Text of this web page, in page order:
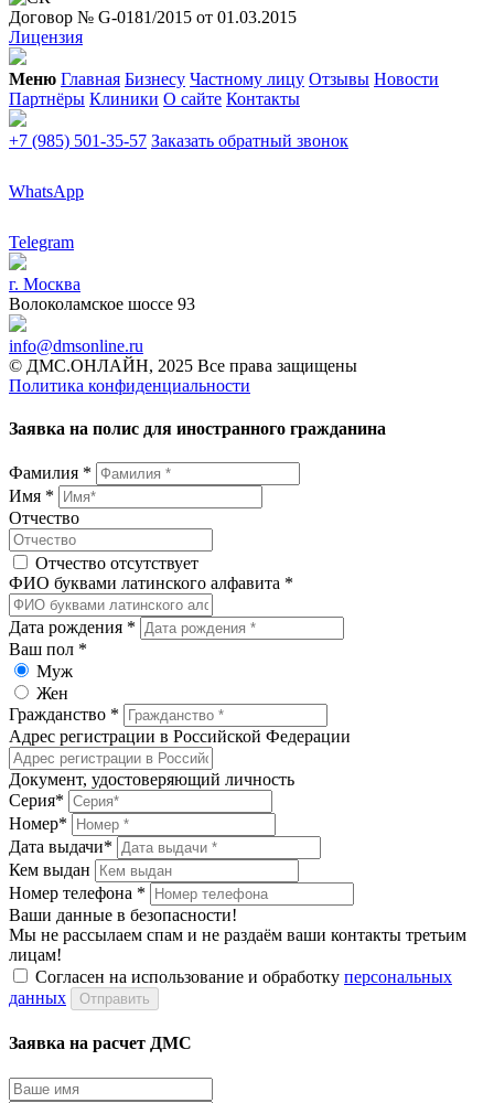
Договор № G-0181/2015 от 01.03.2015
Лицензия
Меню Главная Бизнесу Частному лицу Отзывы Новости
Партнёры Клиники О сайте Контакты
+7 (985) 501-35-57 Заказать обратный звонок
WhatsApp
Telegram
г. Москва
Волоколамское шоссе 93
info@dmsonline.ru
© ДМС.ОНЛАЙН, 2025 Все права защищены
Политика конфиденциальности
Заявка на полис для иностранного гражданина
Фамилия *
Имя *
Отчество
Отчество отсутствует
ФИО буквами латинского алфавита *
Дата рождения *
Ваш пол *
Муж
Жен
Гражданство *
Адрес регистрации в Российской Федерации
Документ, удостоверяющий личность
Серия*
Номер*
Дата выдачи*
Кем выдан
Номер телефона *
Ваши данные в безопасности!
Мы не рассылаем спам и не раздаём ваши контакты третьим
лицам!
Cогласен на использование и обработку персональных
данных
Отправить
Заявка на расчет ДМС